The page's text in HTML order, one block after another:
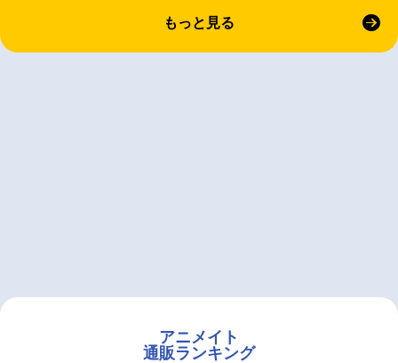
もっと見る
アニメイト
通販ランキング